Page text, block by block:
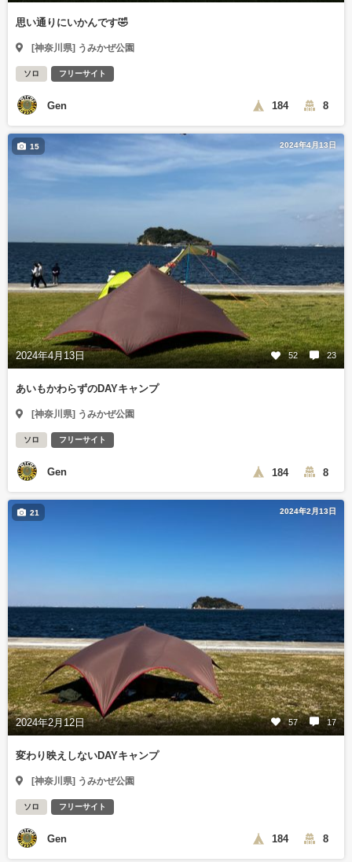
思い通りにいかんです🤣
[神奈川県] うみかぜ公園
ソロ フリーサイト
Gen 184 8
2024年4月13日
2024年4月13日 52 23
15
あいもかわらずのDAYキャンプ
[神奈川県] うみかぜ公園
ソロ フリーサイト
Gen 184 8
2024年2月13日
2024年2月12日 57 17
21
変わり映えしないDAYキャンプ
[神奈川県] うみかぜ公園
ソロ フリーサイト
Gen 184 8